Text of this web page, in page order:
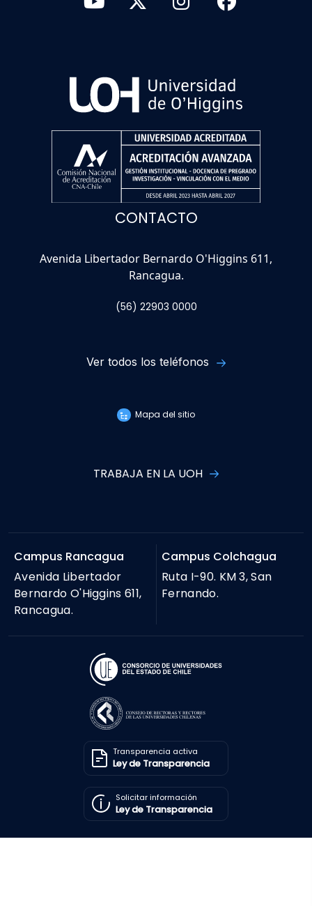
CONTACTO
Avenida Libertador Bernardo O'Higgins 611,
Rancagua.
(56) 22903 0000
Ver todos los teléfonos
Mapa del sitio
TRABAJA EN LA UOH
Campus Rancagua
Avenida Libertador
Bernardo O'Higgins 611,
Rancagua.
Campus Colchagua
Ruta I-90. KM 3, San
Fernando.
Transparencia activa
Ley de Transparencia
Solicitar información
Ley de Transparencia